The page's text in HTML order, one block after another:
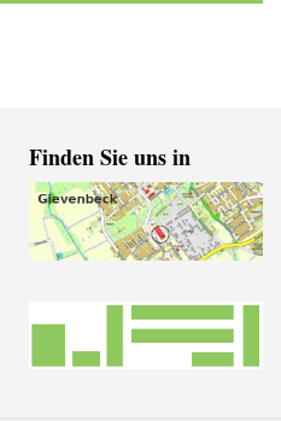
Finden Sie uns in